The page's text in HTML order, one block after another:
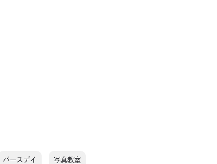
バースデイ 写真教室